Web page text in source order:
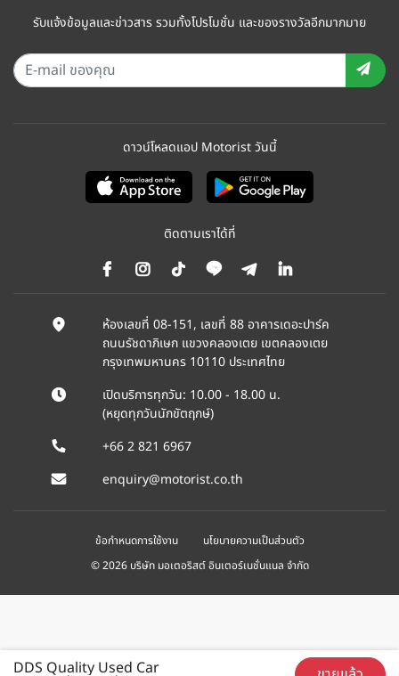
DDS Quality Used Car
รับแจ้งข้อมูลและข่าวสาร รวมทั้งโปรโมชั่น และของรางวัลอีกมากมาย
ดาวน์โหลดแอป Motorist วันนี้
ติดตามเราได้ที่
ห้องเลขที่ 08-151, เลขที่ 88 อาคารเดอะปาร์ค
ถนนรัชดาภิเษก แขวงคลองเตย เขตคลองเตย
กรุงเทพมหานคร 10110 ประเทศไทย
เปิดบริการทุกวัน: 10.00 - 18.00 น.
(หยุดทุกวันนักขัตฤกษ์)
+66 2 821 6967
enquiry@motorist.co.th
ข้อกำหนดการใช้งาน
นโยบายความเป็นส่วนตัว
© 2026 บริษัท มอเตอริสต์ อินเตอร์เนชั่นแนล จำกัด